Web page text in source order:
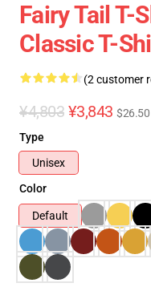
Fairy Tail T-
Classic T-
(2 customer
¥4,803 ¥3,843 $26.50
Type
Unisex
Color
Default